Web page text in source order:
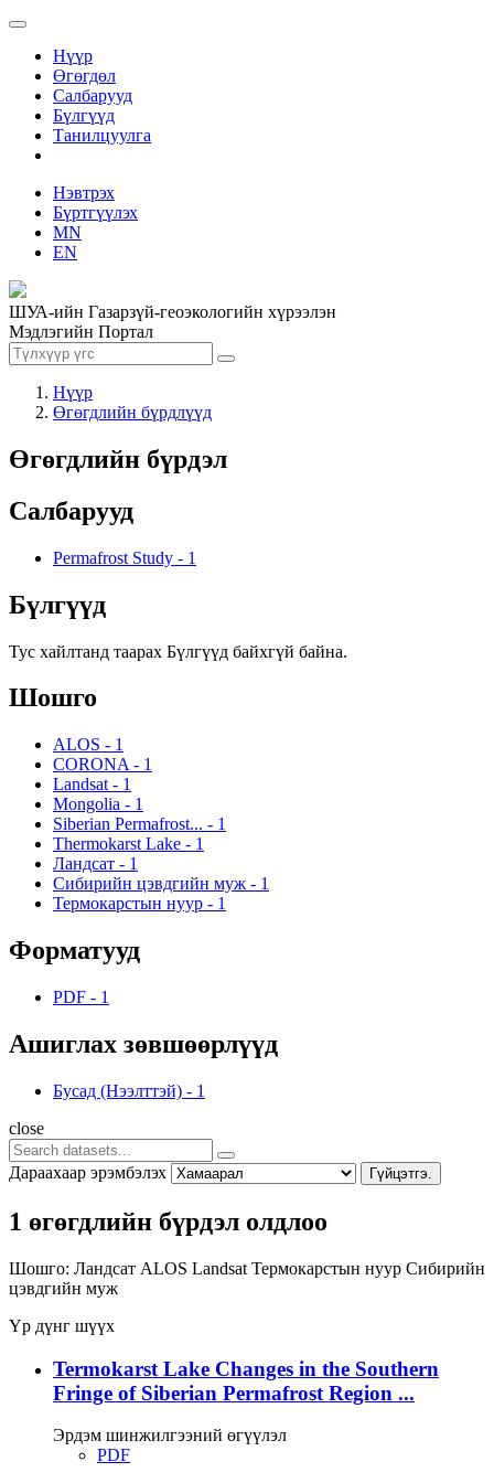
Нүүр
Өгөгдөл
Салбарууд
Бүлгүүд
Танилцуулга
Нэвтрэх
Бүртгүүлэх
MN
EN
ШУА-ийн Газарзүй-геоэкологийн хүрээлэн
Мэдлэгийн Портал
Нүүр
Өгөгдлийн бүрдлүүд
Өгөгдлийн бүрдэл
Салбарууд
Permafrost Study - 1
Бүлгүүд
Тус хайлтанд таарах Бүлгүүд байхгүй байна.
Шошго
ALOS - 1
CORONA - 1
Landsat - 1
Mongolia - 1
Siberian Permafrost... - 1
Thermokarst Lake - 1
Ландсат - 1
Сибирийн цэвдгийн муж - 1
Термокарстын нуур - 1
Форматууд
PDF - 1
Ашиглах зөвшөөрлүүд
Бусад (Нээлттэй) - 1
close
Дараахаар эрэмбэлэх Гүйцэтгэ.
1 өгөгдлийн бүрдэл олдлоо
Шошго: Ландсат ALOS Landsat Термокарстын нуур Сибирийн
цэвдгийн муж
Үр дүнг шүүх
Termokarst Lake Changes in the Southern
Fringe of Siberian Permafrost Region ...
Эрдэм шинжилгээний өгүүлэл
PDF